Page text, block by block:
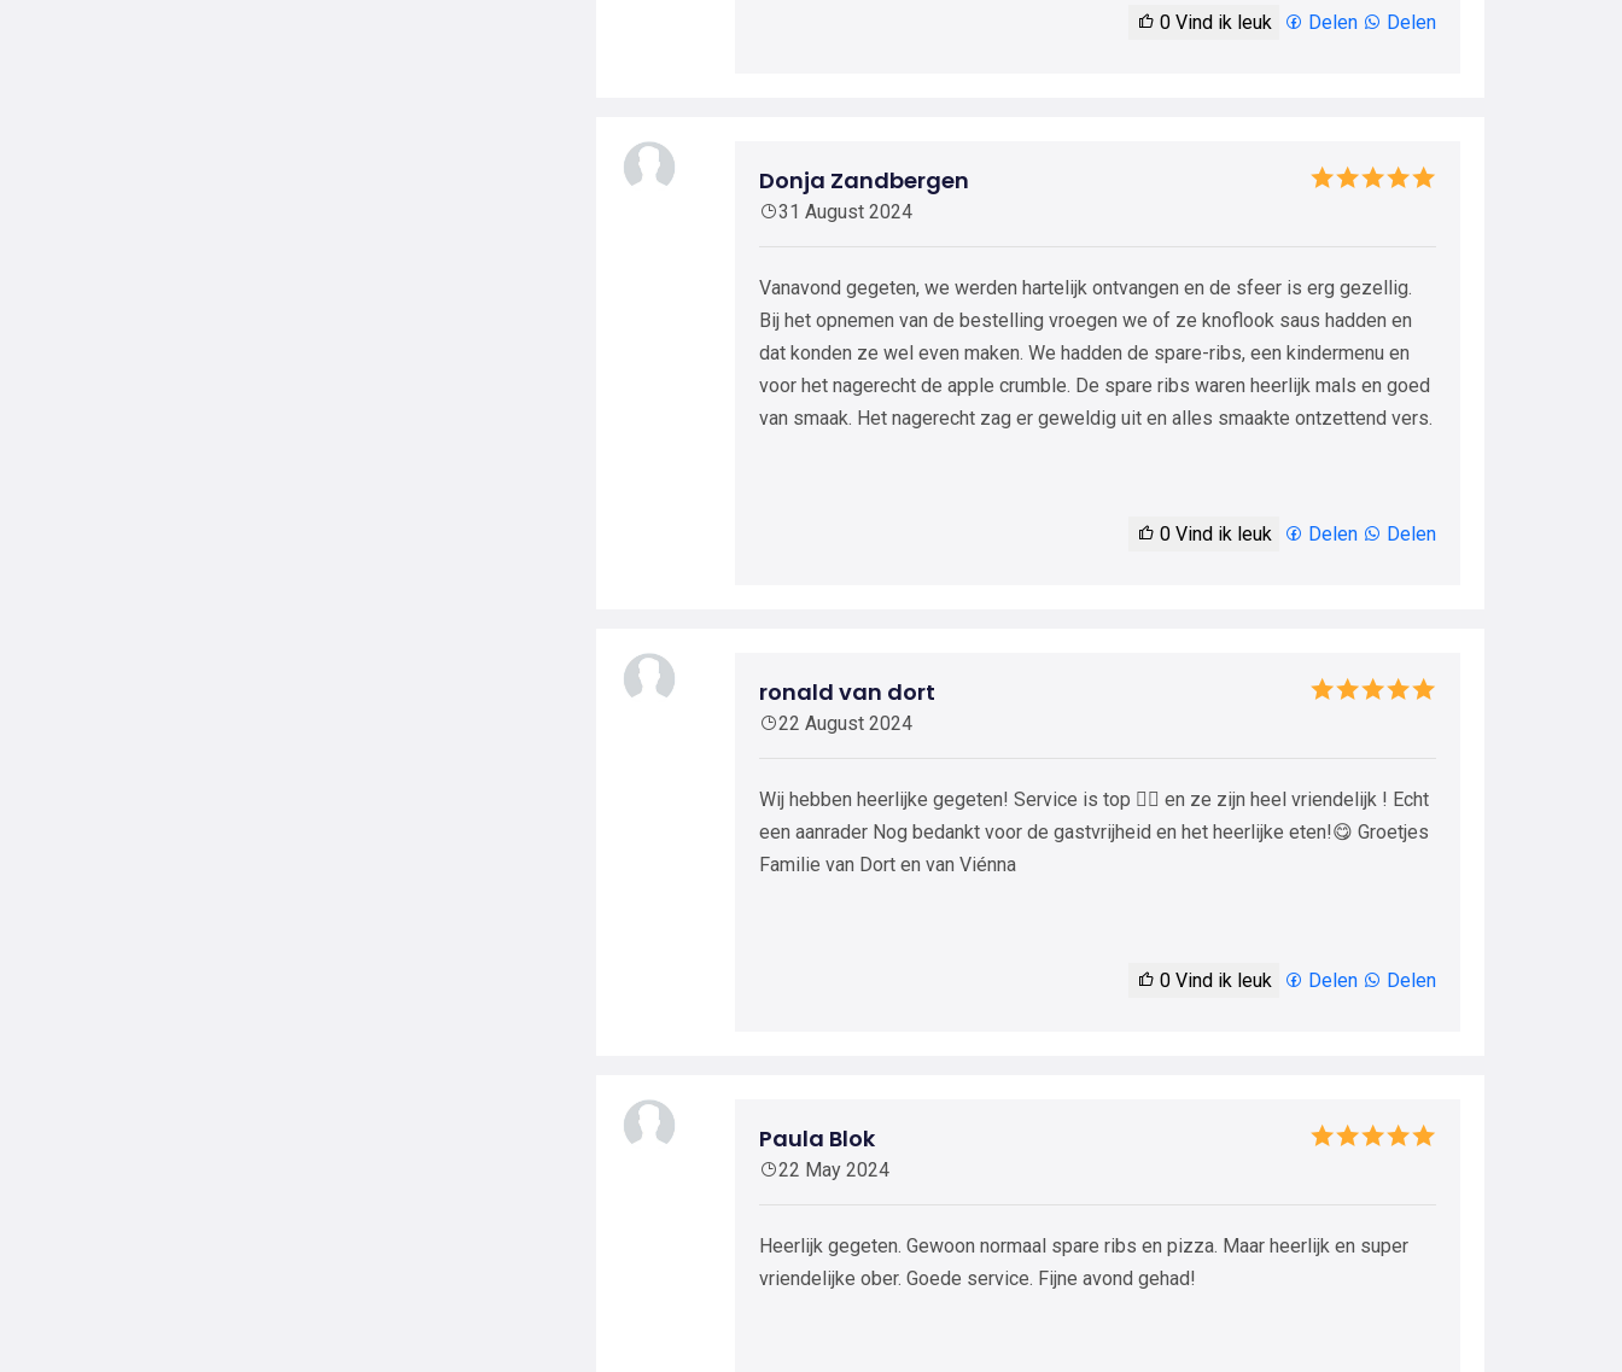
0 Vind ik leuk Delen Delen
Donja Zandbergen
31 August 2024
Vanavond gegeten, we werden hartelijk ontvangen en de sfeer is erg gezellig.
Bij het opnemen van de bestelling vroegen we of ze knoflook saus hadden en
dat konden ze wel even maken. We hadden de spare-ribs, een kindermenu en
voor het nagerecht de apple crumble. De spare ribs waren heerlijk mals en goed
van smaak. Het nagerecht zag er geweldig uit en alles smaakte ontzettend vers.
0 Vind ik leuk Delen Delen
ronald van dort
22 August 2024
Wij hebben heerlijke gegeten! Service is top 👍🏻 en ze zijn heel vriendelijk ! Echt
een aanrader Nog bedankt voor de gastvrijheid en het heerlijke eten!😋 Groetjes
Familie van Dort en van Viénna
0 Vind ik leuk Delen Delen
Paula Blok
22 May 2024
Heerlijk gegeten. Gewoon normaal spare ribs en pizza. Maar heerlijk en super
vriendelijke ober. Goede service. Fijne avond gehad!